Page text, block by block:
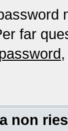
far
non